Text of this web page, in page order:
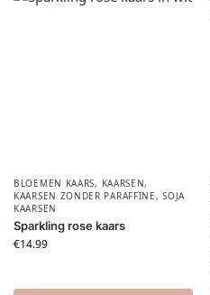
BLOEMEN KAARS, KAARSEN,
KAARSEN ZONDER PARAFFINE,SOJA
KAARSEN
Sparkling rose kaars
€14.99